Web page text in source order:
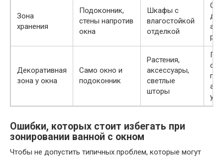
Зона
хранения
Подоконник,
стены напротив
окна
Шкафы с
влагостойкой
отделкой
Декоративная
зона у окна
Само окно и
подоконник
Растения,
аксессуары,
светлые
шторы
Ошибки, которых стоит избегать при
зонировании ванной с окном
Чтобы не допустить типичных проблем, которые могут